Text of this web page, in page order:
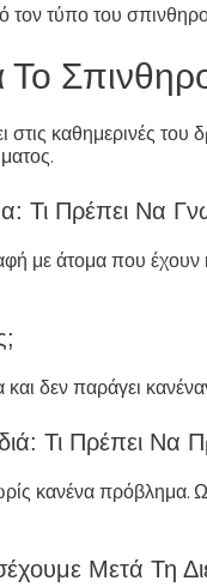
τύπο του
Το
καθημερινές
Πρέπει Να
με άτομα που
δεν παράγει
Τι Πρέπει Να
κανένα πρόβλημα.
Μετά Τη